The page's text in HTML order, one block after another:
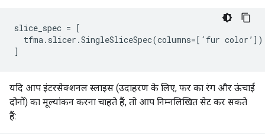
slice_spec =
[
tfma. slicer .SingleSliceSpec(columns= [ ‘ fur color ’ ])
]
यदि आप इंटरसेक्शनल स्लाइस (उदाहरण के लिए, फर का रंग और ऊंचाई
दोनों) का मूल्यांकन करना चाहते हैं, तो आप निम्नलिखित सेट कर सकते
हैं: